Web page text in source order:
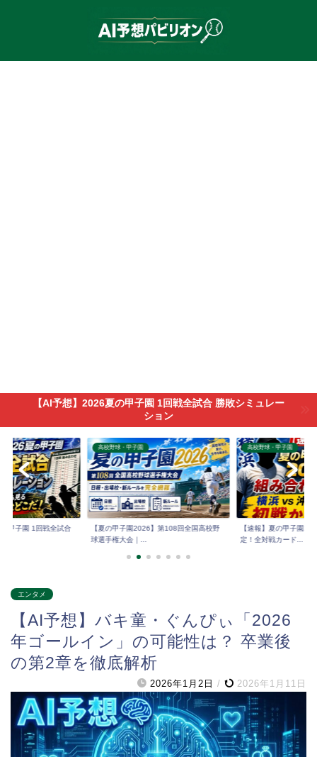
【AI予想】2026夏の甲子園 1回戦全試合 勝敗シミュレー
ション
甲子園 1回戦全試合
高校野球・甲子園
【夏の甲子園2026】第108回全国高校野
球選手権大会｜...
高校野球・甲子園
【速報】夏の甲子園
定！全対戦カード...
エンタメ
【AI予想】バキ童・ぐんぴぃ「2026
年ゴールイン」の可能性は？ 卒業後
の第2章を徹底解析
2026年1月2日 / 2026年1月11日